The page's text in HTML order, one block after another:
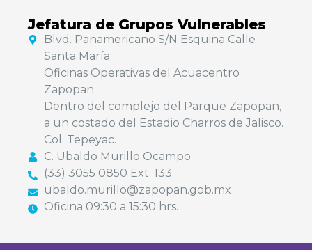
Jefatura de Grupos Vulnerables
Blvd. Panamericano S/N Esquina Calle
Santa María.
Oficinas Operativas del Acuacentro
Zapopan.
Dentro del complejo del Parque Zapopan,
a un costado del Estadio Charros de Jalisco.
Col. Tepeyac.
C. Ubaldo Murillo Ocampo
(33) 3055 0850 Ext. 133
ubaldo.murillo@zapopan.gob.mx
Oficina 09:30 a 15:30 hrs.